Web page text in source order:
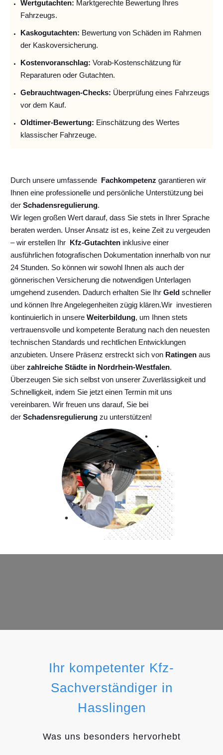
Wertgutachten: Marktgerechte Bewertung Ihres
Fahrzeugs.
Kaskogutachten: Bewertung von Schäden im Rahmen
der Kaskoversicherung.
Kostenvoranschlag: Vorab-Kostenschätzung für
Reparaturen oder Gutachten.
Gebrauchtwagen-Checks: Überprüfung eines Fahrzeugs
vor dem Kauf.
Oldtimer-Bewertung: Einschätzung des Wertes
klassischer Fahrzeuge.
Durch unsere umfassende Fachkompetenz garantieren wir
Ihnen eine professionelle und persönliche Unterstützung bei
der Schadensregulierung.
Wir legen großen Wert darauf, dass Sie stets in Ihrer Sprache
beraten werden. Unser Ansatz ist es, keine Zeit zu vergeuden
– wir erstellen Ihr Kfz-Gutachten inklusive einer
ausführlichen fotografischen Dokumentation innerhalb von nur
24 Stunden. So können wir sowohl Ihnen als auch der
gönnerischen Versicherung die notwendigen Unterlagen
umgehend zusenden. Dadurch erhalten Sie Ihr Geld schneller
und können Ihre Angelegenheiten zügig klären.Wir investieren
kontinuierlich in unsere Weiterbildung, um Ihnen stets
vertrauensvolle und kompetente Beratung nach den neuesten
technischen Standards und rechtlichen Entwicklungen
anzubieten. Unsere Präsenz erstreckt sich von Ratingen aus
über zahlreiche Städte in Nordrhein-Westfalen.
Überzeugen Sie sich selbst von unserer Zuverlässigkeit und
Schnelligkeit, indem Sie jetzt einen Termin mit uns
vereinbaren. Wir freuen uns darauf, Sie bei
der Schadensregulierung zu unterstützen!
Ihr kompetenter Kfz-
Sachverständiger in
Hasslingen
Was uns besonders hervorhebt